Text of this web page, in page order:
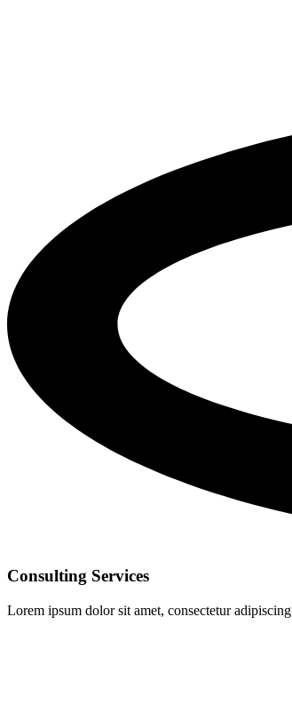
Consulting Services
Lorem ipsum dolor sit amet, consectetur